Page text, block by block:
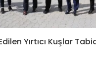
Yırtıcı Kuşlar